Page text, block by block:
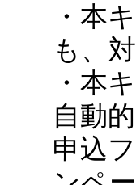
・本
も、
・本
自動
申込